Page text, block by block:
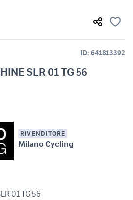
ID: 641813392
SLR 01 TG 56
RIVENDITORE
Milano Cycling
01 TG 56